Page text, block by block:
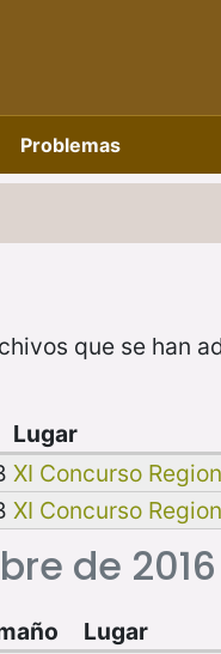
Problemas
que se han
de 2016
Lugar
XI Concurso
XI Concurso
Lugar